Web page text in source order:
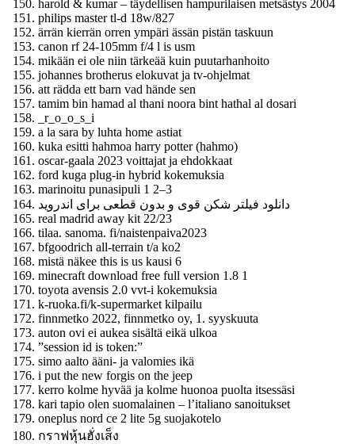
harold & kumar – täydellisen hampurilaisen metsästys 2004
philips master tl-d 18w/827
ärrän kierrän orren ympäri ässän pistän taskuun
canon rf 24-105mm f/4 l is usm
mikään ei ole niin tärkeää kuin puutarhanhoito
johannes brotherus elokuvat ja tv-ohjelmat
att rädda ett barn vad hände sen
tamim bin hamad al thani noora bint hathal al dosari
_r_o_o_s_i
a la sara by luhta home astiat
kuka esitti hahmoa harry potter (hahmo)
oscar-gaala 2023 voittajat ja ehdokkaat
ford kuga plug-in hybrid kokemuksia
marinoitu punasipuli 1 2–3
دانلود فیلتر شکن قوی و بدون قطعی برای اندروید
real madrid away kit 22/23
tilaa. sanoma. fi/naistenpaiva2023
bfgoodrich all-terrain t/a ko2
mistä näkee this is us kausi 6
minecraft download free full version 1.8 1
toyota avensis 2.0 vvt-i kokemuksia
k-ruoka.fi/k-supermarket kilpailu
finnmetko 2022, finnmetko oy, 1. syyskuuta
auton ovi ei aukea sisältä eikä ulkoa
”session id is token:”
simo aalto ääni- ja valomies ikä
i put the new forgis on the jeep
kerro kolme hyvää ja kolme huonoa puolta itsessäsi
kari tapio olen suomalainen – l’italiano sanoitukset
oneplus nord ce 2 lite 5g suojakotelo
กราฟหุ้นฮั่งเส็ง